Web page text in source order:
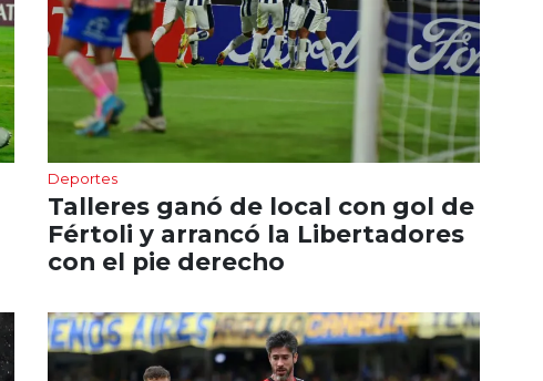
Deportes
Talleres ganó de local con gol de
Fértoli y arrancó la Libertadores
con el pie derecho